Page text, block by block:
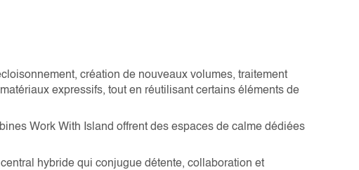
création de nouveaux volumes, traitement
expressifs, tout en réutilisant certains éléments de
Work With Island offrent des espaces de calme dédiées
hybride qui conjugue détente, collaboration et